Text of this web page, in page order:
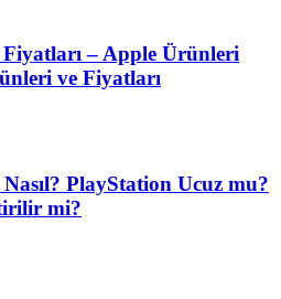
– Apple Ürünleri
ve Fiyatları
PlayStation Ucuz mu?
mi?